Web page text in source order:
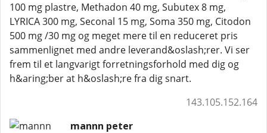
100 mg plastre, Methadon 40 mg, Subutex 8 mg,
LYRICA 300 mg, Seconal 15 mg, Soma 350 mg, Citodon
500 mg /30 mg og meget mere til en reduceret pris
sammenlignet med andre leverand&oslash;rer. Vi ser
frem til et langvarigt forretningsforhold med dig og
h&aring;ber at h&oslash;re fra dig snart.
143.105.152.164
mannn peter